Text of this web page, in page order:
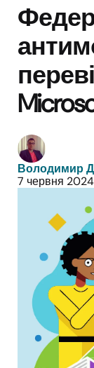
Володимир
7 червня 2024